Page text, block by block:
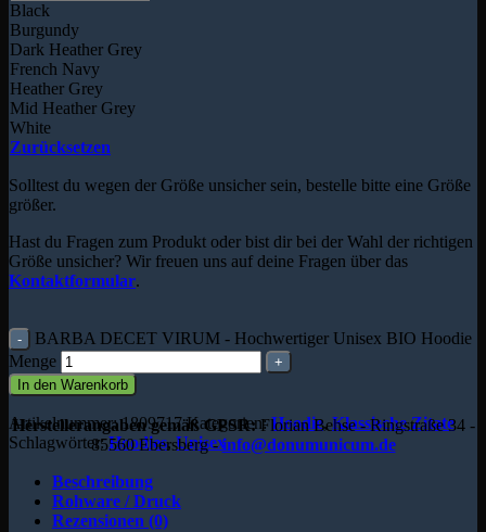
Black
Burgundy
Dark Heather Grey
French Navy
Heather Grey
Mid Heather Grey
White
Zurücksetzen
Solltest du wegen der Größe unsicher sein, bestelle bitte eine Größe
größer.
Hast du Fragen zum Produkt oder bist dir bei der Wahl der richtigen
Größe unsicher? Wir freuen uns auf deine Fragen über das
Kontaktformular.
BARBA DECET VIRUM - Hochwertiger Unisex BIO Hoodie
Menge
In den Warenkorb
Artikelnummer:1809717 Kategorien:Hoodie,Klassische Zitate
Schlagwörter:Hoodies,Unisex
Herstellerangaben gemäß GPSR:Florian Behse - Ringstraße 34 -
85560 Ebersberg -info@donumunicum.de
Beschreibung
Rohware / Druck
Rezensionen (0)